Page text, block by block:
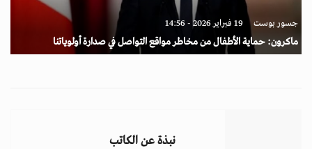
جسور بوست 19 فبراير 2026 - 14:56
ماكرون: حماية الأطفال من مخاطر مواقع التواصل في صدارة أولوياتنا
نبذة عن الكاتب